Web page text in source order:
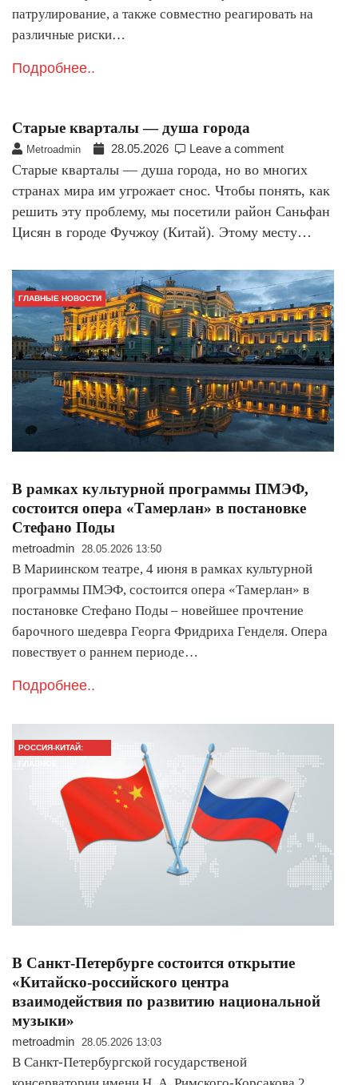
патрулирование, а также совместно реагировать на
различные риски…
Подробнее..
Старые кварталы — душа города
Metroadmin 28.05.2026 Leave a comment
Старые кварталы — душа города, но во многих
странах мира им угрожает снос. Чтобы понять, как
решить эту проблему, мы посетили район Саньфан
Цисян в городе Фучжоу (Китай). Этому месту…
ГЛАВНЫЕ НОВОСТИ
В рамках культурной программы ПМЭФ,
состоится опера «Тамерлан» в постановке
Стефано Поды
metroadmin 28.05.2026 13:50
В Мариинском театре, 4 июня в рамках культурной
программы ПМЭФ, состоится опера «Тамерлан» в
постановке Стефано Поды – новейшее прочтение
барочного шедевра Георга Фридриха Генделя. Опера
повествует о раннем периоде…
Подробнее..
РОССИЯ-КИТАЙ:
ГЛАВНОЕ
В Санкт-Петербурге состоится открытие
«Китайско-российского центра
взаимодействия по развитию национальной
музыки»
metroadmin 28.05.2026 13:03
В Санкт-Петербургской государственой